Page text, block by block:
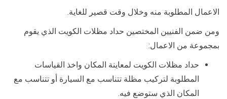
الاعمال المطلوبة منه وخلال وقت قصير للغاية.
ومن ضمن الفنيين المختصين حداد مظلات الكويت الذي يقوم
بمجموعة من الاعمال:
حداد مظلات الكويت لمعاينة المكان واخذ القياسات
المطلوبة لتركيب مظلة تتناسب مع السيارة أو تتناسب مع
المكان الذي ستوضع فيه.